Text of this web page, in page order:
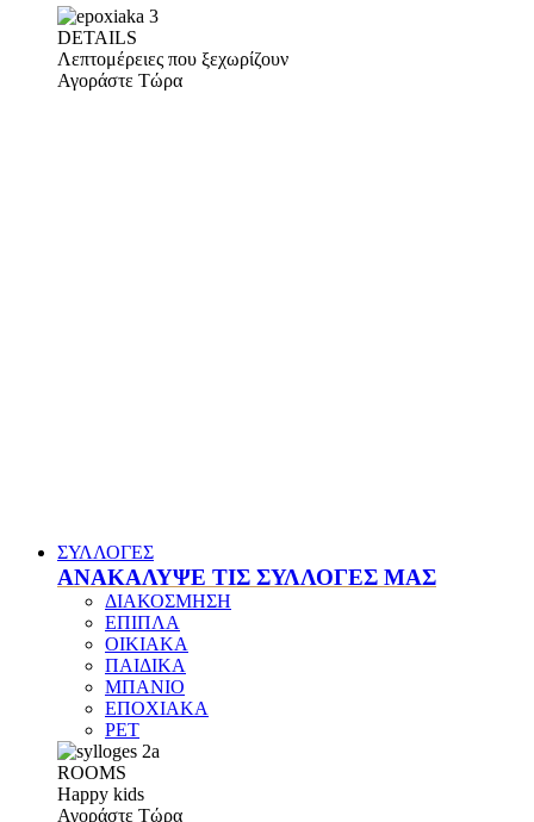
DETAILS
Λεπτομέρειες που ξεχωρίζουν
Αγοράστε Τώρα
ΣΥΛΛΟΓΕΣ
ΑΝΑΚΑΛΥΨΕ ΤΙΣ ΣΥΛΛΟΓΕΣ ΜΑΣ
ΔΙΑΚΟΣΜΗΣΗ
ΕΠΙΠΛΑ
ΟΙΚΙΑΚΑ
ΠΑΙΔΙΚΑ
ΜΠΑΝΙΟ
ΕΠΟΧΙΑΚΑ
PET
ROOMS
Happy kids
Αγοράστε Τώρα